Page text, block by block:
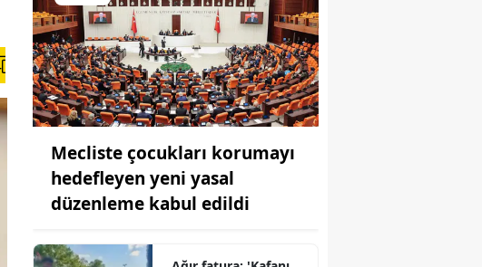
Mecliste çocukları korumayı
hedefleyen yeni yasal
düzenleme kabul edildi